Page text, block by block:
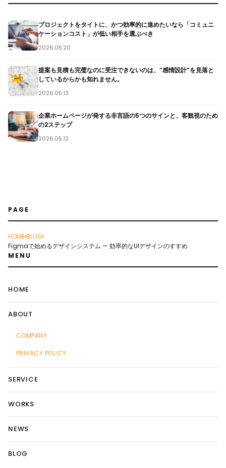
プロジェクトをタイトに、かつ効率的に進めたいなら「コミュニ
ケーションコスト」が低い相手を選ぶべき
2026.05.20
提案も見積も完璧なのに受注できないのは、“感情設計”を見落と
しているからかも知れません。
2026.05.13
企業ホームページが発する非言語の5つのサインと、客観視のため
の2ステップ
2026.05.12
PAGE
HOME›BLOG›
Figmaで始めるデザインシステム — 効率的なUIデザインのすすめ
MENU
HOME
ABOUT
COMPANY
PRIVACY POLICY
SERVICE
WORKS
NEWS
BLOG